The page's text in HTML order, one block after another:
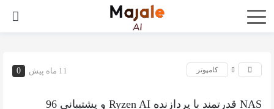
11 ماه پیش 0 کامپوتر
NAS قدرتمند با پردازنده Ryzen AI و پشتیبانی 96